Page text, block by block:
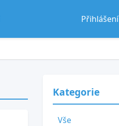
Přihlášení
Kategorie
Vše